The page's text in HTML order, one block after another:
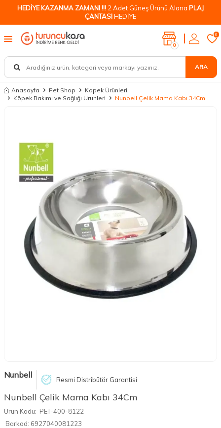
HEDİYE KAZANMA ZAMANI !!! 2 Adet Güneş Ürünü Alana PLAJ
ÇANTASIHEDİYE
ARA
0
0
Anasayfa Pet Shop
Köpek Ürünleri
Köpek Bakımı ve Sağlığı Ürünleri
Nunbell Çelik Mama Kabı 34Cm
Nunbell Resmi Distribütör Garantisi
Nunbell Çelik Mama Kabı 34Cm
Ürün Kodu: PET-400-8122
Barkod: 6927040081223